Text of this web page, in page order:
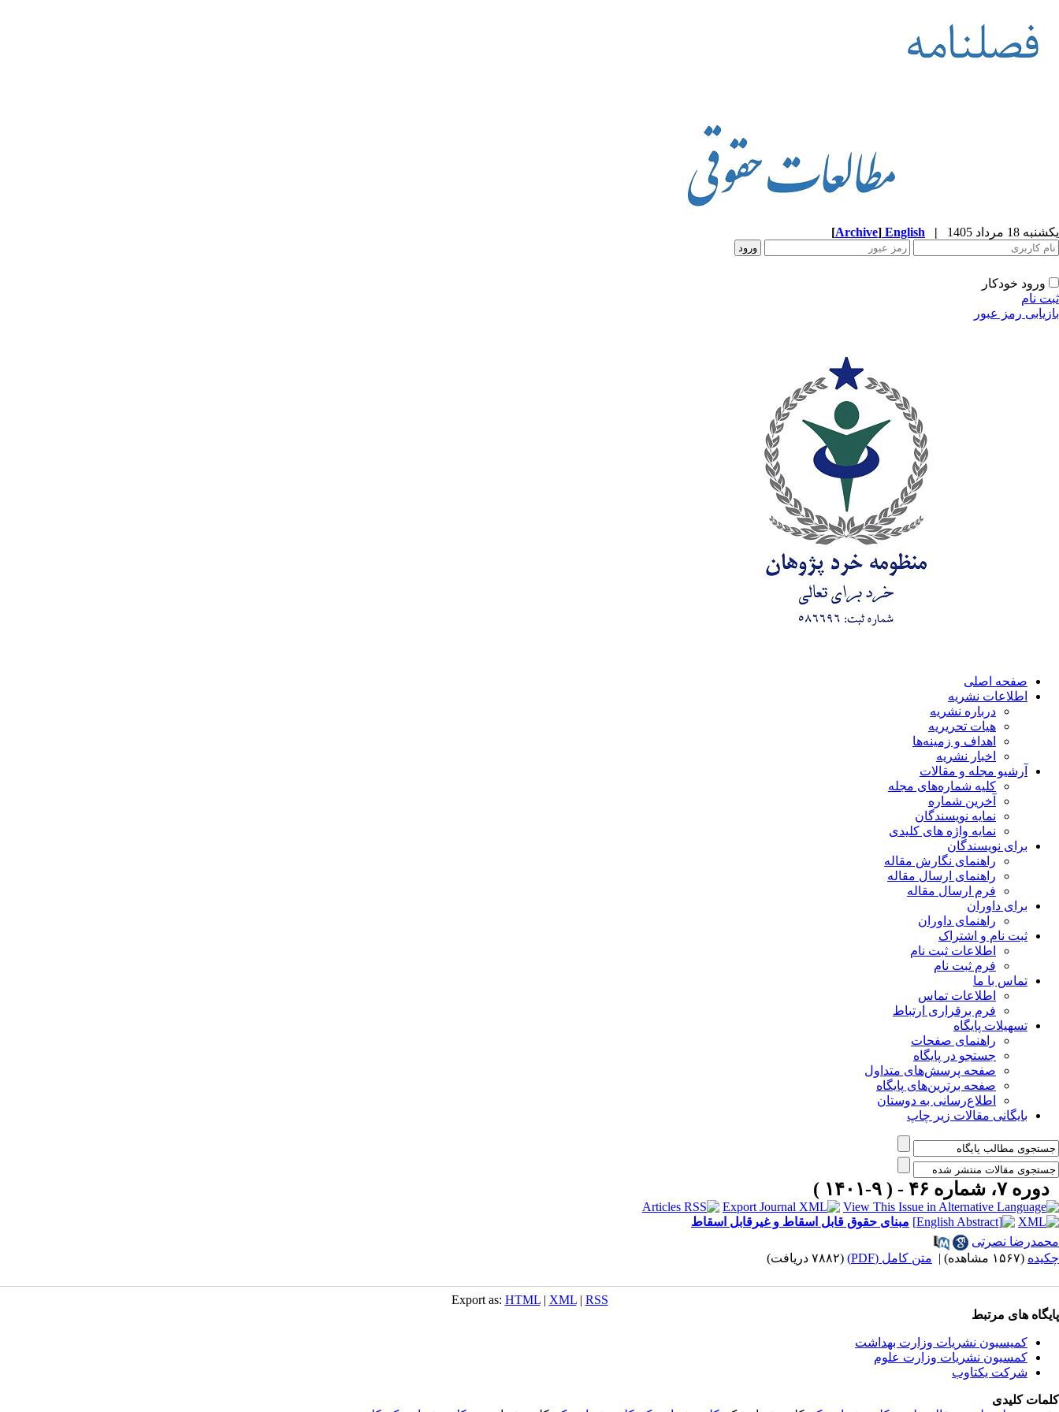
یکشنبه 18 مرداد 1405 |
English
[Archive]
ورود خودکار
ثبت نام
بازیابی رمز عبور
صفحه اصلی
اطلاعات نشریه
درباره نشریه
هیات تحریریه
اهداف و زمینه‌ها
اخبار نشریه
آرشیو مجله و مقالات
کلیه شماره‌های مجله
آخرین شماره
نمایه نویسندگان
نمایه واژه های کلیدی
برای نویسندگان
راهنمای نگارش مقاله
راهنمای ارسال مقاله
فرم ارسال مقاله
برای داوران
راهنمای داوران
ثبت نام و اشتراک
اطلاعات ثبت نام
فرم ثبت نام
تماس با ما
اطلاعات تماس
فرم برقراری ارتباط
تسهیلات پایگاه
راهنمای صفحات
جستجو در پایگاه
صفحه پرسش‌های متداول
صفحه برترین‌های پایگاه
اطلاع‌رسانی به دوستان
بایگانی مقالات زیر چاپ
دوره ۷، شماره ۴۶ - ( ۹-۱۴۰۱ )
مبنای حقوق قابل اسقاط و غیرقابل اسقاط
محمدرضا نصرتی
چکیده (۱۵۶۷ مشاهده) | متن کامل (PDF) (۷۸۸۲ دریافت)
Export as: HTML| XML| RSS
پایگاه های مرتبط
کمیسیون نشریات وزارت بهداشت
کمسیون نشریات وزارت علوم
شرکت یکتاوب
کلمات کلیدی